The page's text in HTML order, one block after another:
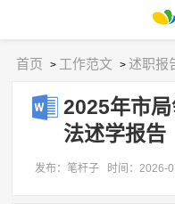
首页 > 工作范文 >述职报
2025年市
法述学报告
发布：笔杆子 时间：2026-